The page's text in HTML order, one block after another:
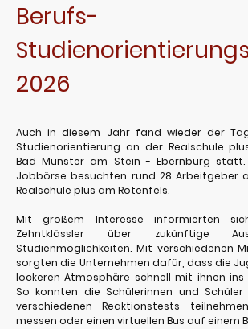
Berufs-
2026
Auch in diesem Jahr fand wieder der
Studienorientierung an der Realschule
Bad Münster am Stein - Ebernburg statt.
Jobbörse besuchten rund 28 Arbeitgeber
Realschule plus am Rotenfels.
Mit großem Interesse informierten
Zehntklässler über zukünftige
Studienmöglichkeiten. Mit verschiedenen
sorgten die Unternehmen dafür, dass die
lockeren Atmosphäre schnell mit ihnen ins
So konnten die Schülerinnen und Schüler
verschiedenen Reaktionstests
messen oder einen virtuellen Bus auf einem